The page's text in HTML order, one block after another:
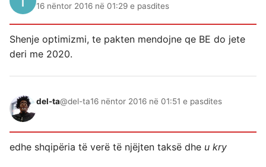
16 nëntor 2016 në 01:29 e pasdites
Shenje optimizmi, te pakten mendojne qe BE do jete
deri me 2020.
del-ta@del-ta16 nëntor 2016 në 01:51 e pasdites
edhe shqipëria të verë të njëjten taksë dhe u kry